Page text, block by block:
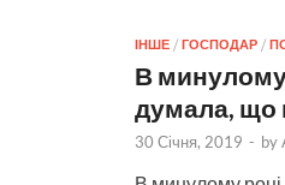
ІНШЕ / ГОСПОДАР /
В
думала, що
30 Січня, 2019 - by